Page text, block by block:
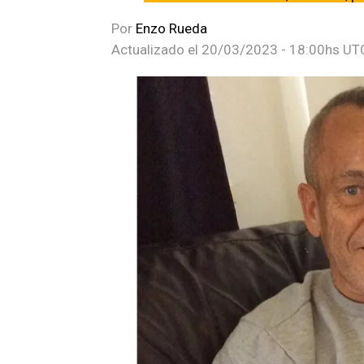
Por Enzo Rueda
Actualizado el 20/03/2023 - 18:00hs